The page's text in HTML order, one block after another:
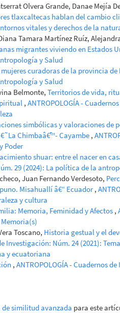
Olvera Grande, Danae Mejía
tlaxcaltecas hablan del cambio
vitales y derechos de la
Tamara Martínez Ruíz,
migrantes viviendo en Estados
y Salud
mujeres curadoras de la provincia
y Salud
Belmonte, Territorios de vida,
, ANTROPOLOGÍA -
simbólicas y valoraciones de
Chimbaâ€™- Cayambe ,
Poder
shuar: entre el nacer en
29 (2024): La política de la
Juan Fernando Verdesoto,
Misahuallí â€“ Ecuador,
y cultura
Memoria, Feminidad y Afectos ,
Toscano, Historia gestual y el
Investigación: Núm. 24 (2021):
y ecuatoriana
, ANTROPOLOGÍA - Cuadernos
similitud avanzada para este